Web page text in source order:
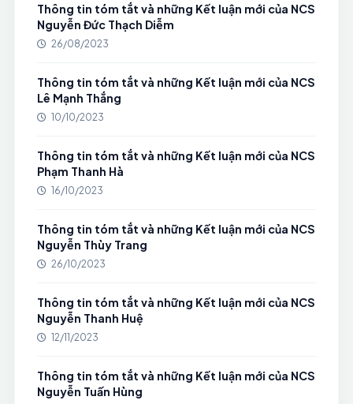
Thông tin tóm tắt và những Kết luận mới của NCS
Nguyễn Đức Thạch Diễm
26/08/2023
Thông tin tóm tắt và những Kết luận mới của NCS
Lê Mạnh Thắng
10/10/2023
Thông tin tóm tắt và những Kết luận mới của NCS
Phạm Thanh Hà
16/10/2023
Thông tin tóm tắt và những Kết luận mới của NCS
Nguyễn Thùy Trang
26/10/2023
Thông tin tóm tắt và những Kết luận mới của NCS
Nguyễn Thanh Huệ
12/11/2023
Thông tin tóm tắt và những Kết luận mới của NCS
Nguyễn Tuấn Hùng